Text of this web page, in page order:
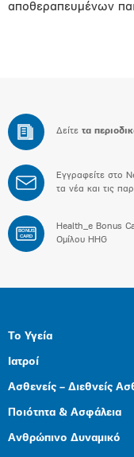
αποθεραπευμένων
Δείτε τα
Εγγραφείτε στο
τα νέα και τις
BONUS
CARD
Health_e Bonus
Ομίλου HHG
Το Υγεία
Ιατροί
Ασθενείς – Διεθνείς
Ποιότητα & Ασφάλεια
Ανθρώπινο Δυναμικό